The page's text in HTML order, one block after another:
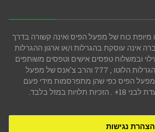
מיופת כוח של מפעל הפיס ואינה קשורה בדרך
אינה עוסקת בהגרלות ו/או ארגון ההגרלות
ובמשלוח טפסים אישים וטפסים משותפים
לחברים במועדון, להשתתפות בהגרלות הלוטו , 777 והרב צ'אנס של מפעל
מפעל הפיס כפי שהן מתפרסמות מידי פעם
במזל בלבד.
הצהרת נגישות